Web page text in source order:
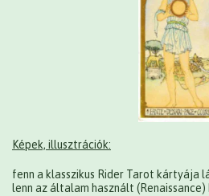
Képek, illusztrációk:
fenn a klasszikus Rider Tarot kártyája
lenn az általam használt